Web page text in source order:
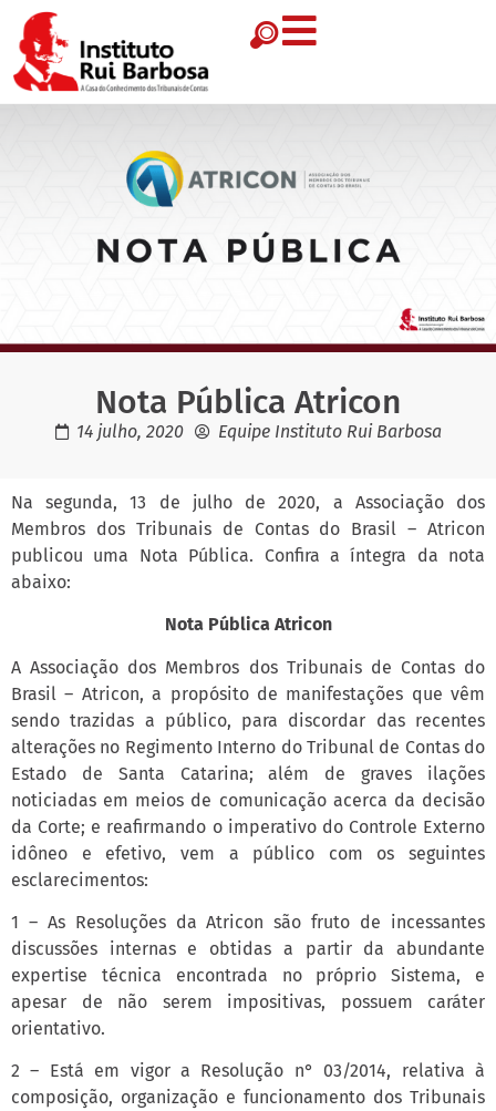
Nota Pública Atricon
14 julho, 2020 Equipe Instituto Rui Barbosa
Na segunda, 13 de julho de 2020, a Associação dos
Membros dos Tribunais de Contas do Brasil – Atricon
publicou uma Nota Pública. Confira a íntegra da nota
abaixo:
Nota Pública Atricon
A Associação dos Membros dos Tribunais de Contas do
Brasil – Atricon, a propósito de manifestações que vêm
sendo trazidas a público, para discordar das recentes
alterações no Regimento Interno do Tribunal de Contas do
Estado de Santa Catarina; além de graves ilações
noticiadas em meios de comunicação acerca da decisão
da Corte; e reafirmando o imperativo do Controle Externo
idôneo e efetivo, vem a público com os seguintes
esclarecimentos:
1 – As Resoluções da Atricon são fruto de incessantes
discussões internas e obtidas a partir da abundante
expertise técnica encontrada no próprio Sistema, e
apesar de não serem impositivas, possuem caráter
orientativo.
2 – Está em vigor a Resolução n° 03/2014, relativa à
composição, organização e funcionamento dos Tribunais